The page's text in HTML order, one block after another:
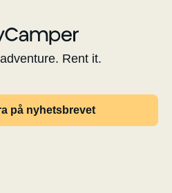
Rent it.
på nyhetsbrevet